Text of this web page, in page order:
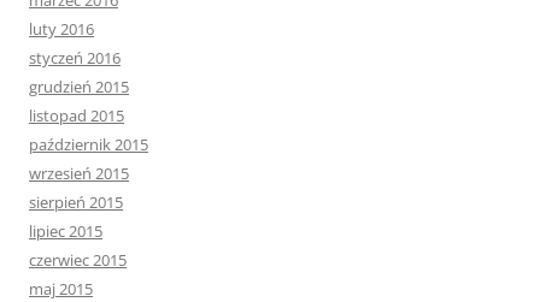
luty 2016
styczeń 2016
grudzień 2015
listopad 2015
październik 2015
wrzesień 2015
sierpień 2015
lipiec 2015
czerwiec 2015
maj 2015